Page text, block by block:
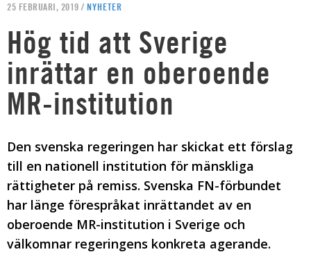
25 FEBRUARI, 2019 / NYHETER
Hög tid att Sverige
inrättar en oberoende
MR-institution
Den svenska regeringen har skickat ett förslag
till en nationell institution för mänskliga
rättigheter på remiss. Svenska FN-förbundet
har länge förespråkat inrättandet av en
oberoende MR-institution i Sverige och
välkomnar regeringens konkreta agerande.